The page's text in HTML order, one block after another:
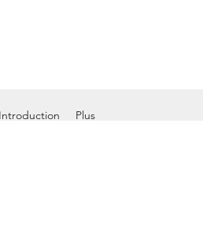
Introduction Plus